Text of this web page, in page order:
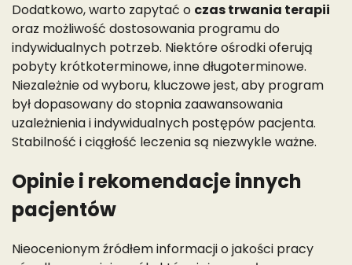
Dodatkowo, warto zapytać o czas trwania terapii
oraz możliwość dostosowania programu do
indywidualnych potrzeb. Niektóre ośrodki oferują
pobyty krótkoterminowe, inne długoterminowe.
Niezależnie od wyboru, kluczowe jest, aby program
był dopasowany do stopnia zaawansowania
uzależnienia i indywidualnych postępów pacjenta.
Stabilność i ciągłość leczenia są niezwykle ważne.
Opinie i rekomendacje innych
pacjentów
Nieocenionym źródłem informacji o jakości pracy